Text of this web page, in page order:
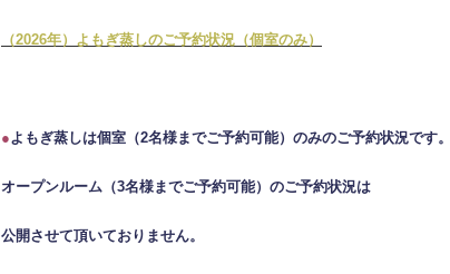
（2026年）よもぎ蒸しのご予約状況（個室のみ）
●よもぎ蒸しは個室（2名様までご予約可能）のみのご予約状況です
オープンルーム（3名様までご予約可能）のご予約状況は
公開させて頂いておりません。